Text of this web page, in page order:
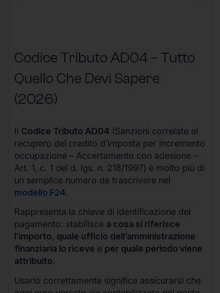
Codice Tributo AD04 – Tutto
Quello Che Devi Sapere
(2026)
Il Codice Tributo AD04 (Sanzioni correlate al
recupero del credito d’imposta per incremento
occupazione – Accertamento con adesione –
Art. 1, c. 1 del d. lgs. n. 218/1997) è molto più di
un semplice numero da trascrivere nel
modello F24.
Rappresenta la chiave di identificazione del
pagamento: stabilisce a cosa si riferisce
l’importo, quale ufficio dell’amministrazione
finanziaria lo riceve e per quale periodo viene
attribuito.
Usarlo correttamente significa assicurarsi che